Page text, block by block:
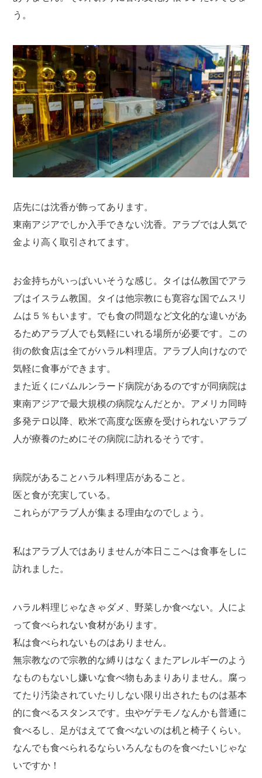
う。
店先には沈香が飾ってあります。
東南アジアでしか入手できない沈香。アラブでは人気で
金より高く取引されてます。
お金持ちがいっぱいいそうな感じ。タイは仏教国でアラ
ブはイスラム教国。タイは他宗教にも寛容な国でムスリ
ムは５％もいます。でも食の問題など文化的な違いがあ
るためアラブ人でも気軽にいれる場所が必要です。この
街の飲食店は全てがハラル料理店。アラブ人向けなので
気軽に食事ができます。
また近くにバムルンラード病院があるのですが同病院は
東南アジアで最大規模の病院なんだとか。アメリカ同時
多発テロ以降、欧米で高度な医療を受けられないアラブ
人が療養のためにその病院に訪れるそうです。
病院があることハラル料理店があること。
医と食が充実している。
これらがアラブ人が集まる理由なのでしょう。
私はアラブ人ではありませんが本日ここへは食事をしに
訪れました。
ハラル料理じゃなきゃダメ、野菜しか食べない。人によ
って食べられない食材があります。
私は食べられないものはありません。
無宗教なので宗教的な縛りはなくまたアレルギーのよう
なものもないし嫌いな食べ物もあまりありません。腐っ
てたり汚染されていたりしない限り出されたものは基本
的に食べるスタンスです。虫やゲテモノなんかも普通に
食べるし、足がはえてて食べないのは机と椅子くらい。
なんでも食べられるならいろんなものを食べたいじゃな
いですか！